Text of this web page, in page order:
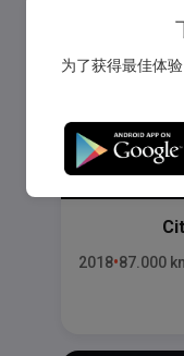
2018 87.000
为了获得最佳体